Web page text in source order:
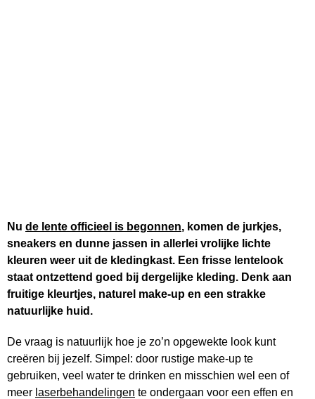
Nu de lente officieel is begonnen, komen de jurkjes,
sneakers en dunne jassen in allerlei vrolijke lichte
kleuren weer uit de kledingkast. Een frisse lentelook
staat ontzettend goed bij dergelijke kleding. Denk aan
fruitige kleurtjes, naturel make-up en een strakke
natuurlijke huid.
De vraag is natuurlijk hoe je zo’n opgewekte look kunt
creëren bij jezelf. Simpel: door rustige make-up te
gebruiken, veel water te drinken en misschien wel een of
meer laserbehandelingen te ondergaan voor een effen en